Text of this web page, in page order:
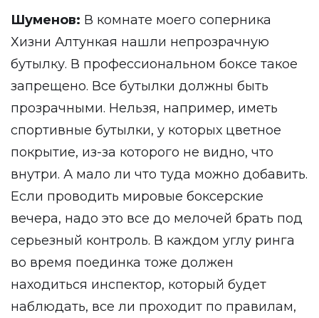
Шуменов: В комнате моего соперника
Хизни Алтункая нашли непрозрачную
бутылку. В профессиональном боксе такое
запрещено. Все бутылки должны быть
прозрачными. Нельзя, например, иметь
спортивные бутылки, у которых цветное
покрытие, из-за которого не видно, что
внутри. А мало ли что туда можно добавить.
Если проводить мировые боксерские
вечера, надо это все до мелочей брать под
серьезный контроль. В каждом углу ринга
во время поединка тоже должен
находиться инспектор, который будет
наблюдать, все ли проходит по правилам,